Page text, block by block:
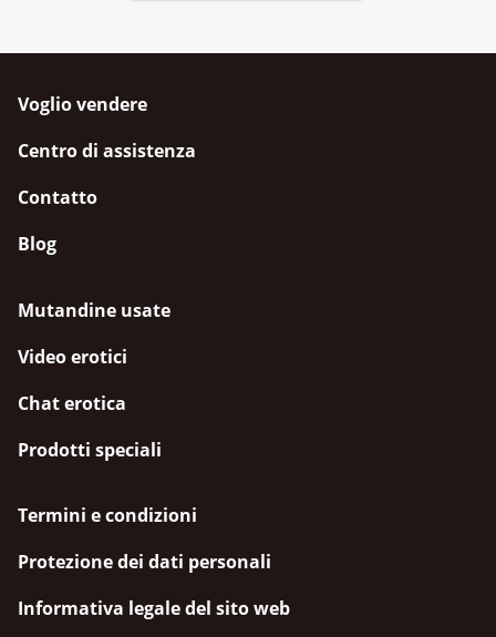
Voglio vendere
Centro di assistenza
Contatto
Blog
Mutandine usate
Video erotici
Chat erotica
Prodotti speciali
Termini e condizioni
Protezione dei dati personali
Informativa legale del sito web